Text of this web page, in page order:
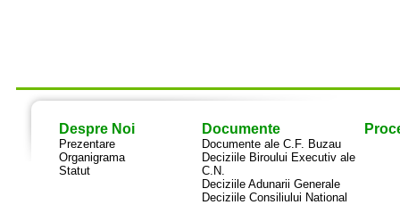
Despre Noi
Prezentare
Organigrama
Statut
Documente
Documente ale C.F. Buzau
Deciziile Biroului Executiv ale
C.N.
Deciziile Adunarii Generale
Deciziile Consiliului National